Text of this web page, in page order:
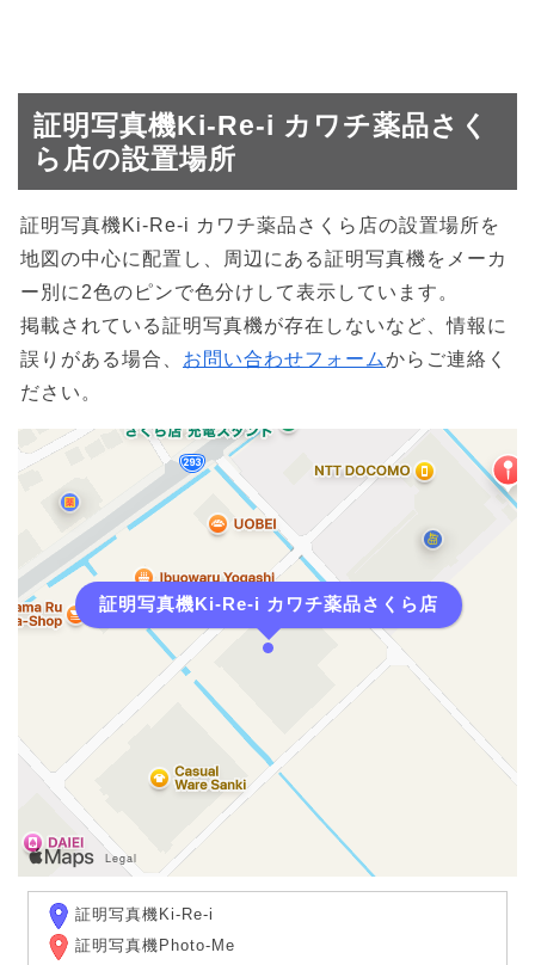
証明写真機Ki-Re-i カワチ薬品さく
ら店の設置場所
証明写真機Ki-Re-i カワチ薬品さくら店の設置場所を
地図の中心に配置し、周辺にある証明写真機をメーカ
ー別に2色のピンで色分けして表示しています。
掲載されている証明写真機が存在しないなど、情報に
誤りがある場合、 お問い合わせフォームからご連絡く
ださい。
証明写真機Ki-Re-i カワチ薬品さくら店
証明写真機Ki-Re-i
証明写真機Photo-Me